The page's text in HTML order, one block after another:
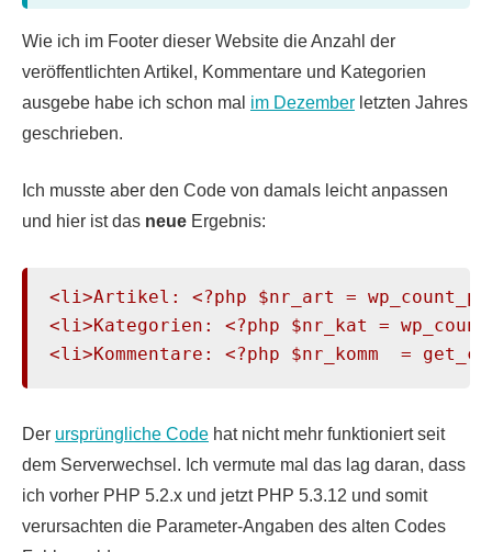
Wie ich im Footer dieser Website die Anzahl der
veröffentlichten Artikel, Kommentare und Kategorien
ausgebe habe ich schon mal im Dezember letzten Jahres
geschrieben.
Ich musste aber den Code von damals leicht anpassen
und hier ist das neue Ergebnis:
<li>Artikel: <?php $nr_art =
<li>Kategorien: <?php $nr_kat =
<li>Kommentare: <?php $nr_komm  =
Der ursprüngliche Code hat nicht mehr funktioniert seit
dem Serverwechsel. Ich vermute mal das lag daran, dass
ich vorher PHP 5.2.x und jetzt PHP 5.3.12 und somit
verursachten die Parameter-Angaben des alten Codes